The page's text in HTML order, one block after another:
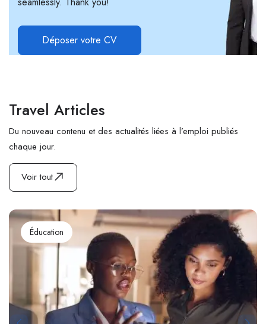
Déposer votre CV
Travel Articles
Du nouveau contenu et des actualités liées à l’emploi publiés
chaque jour.
Voir tout
Éducation